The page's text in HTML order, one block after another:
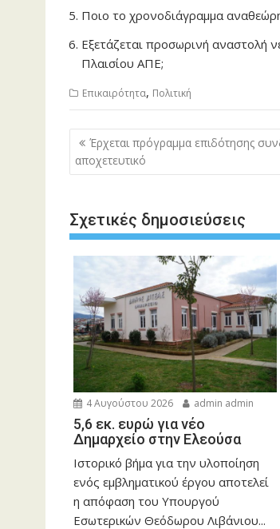
Ποιο το χρονοδιάγραμμα
Εξετάζεται προσωρινή αναστολή
Πλαισίου ΑΠΕ;
Επικαιρότητα, Πολιτική
Πλοήγηση
άρθρων
Έρχεται πρόγραμμα επιδότησης
αποχετευτικό
Σχετικές δημοσιεύσεις
4 Αυγούστου 2026 admin admin
5,6 εκ. ευρώ για νέο
Δημαρχείο στην Ελεούσα
Ιστορικό βήμα για την υλοποίηση
ενός εμβληματικού έργου αποτελεί
η απόφαση του Υπουργού
Εσωτερικών Θεόδωρου Λιβάνιου...